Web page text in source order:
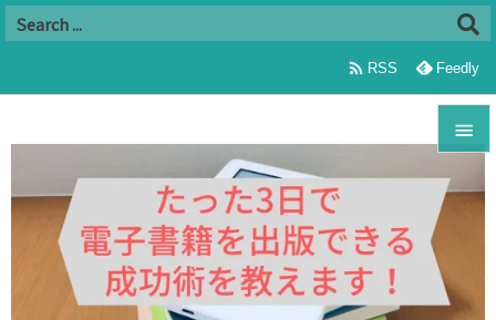


メニュ

 RSS Feedly